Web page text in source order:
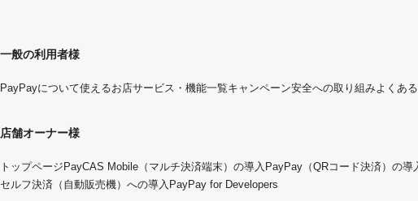
一般の利用者様
PayPayについて使えるお店サービス・機能一覧キャンペーン安全への取り組みよくあ
店舗オーナー様
トップページPayCAS Mobile（マルチ決済端末）の導入 PayPay（QRコード決済）の導
セルフ決済（自動販売機）への導入 PayPay for Developers